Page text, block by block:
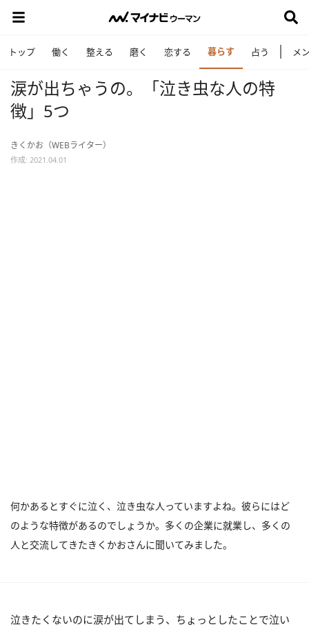
トップ 働く 整える 磨く 恋する 暮らす 占う メ
涙が出ちゃうの。「泣き虫な人の特
徴」5つ
きくかお（WEBライター）
作成: 2021.04.01
何かあるとすぐに泣く、泣き虫な人っていますよね。彼らにはど
のような特徴があるのでしょうか。多くの企業に就業し、多くの
人と交流してきたきくかおさんに聞いてみました。
泣きたくないのに涙が出てしまう、ちょっとしたことで泣い